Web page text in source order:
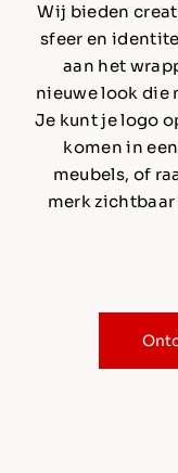
Wij bieden
sfeer en
aan het
nieuwe look die
Je kunt je logo
komen in
meubels, of
merk